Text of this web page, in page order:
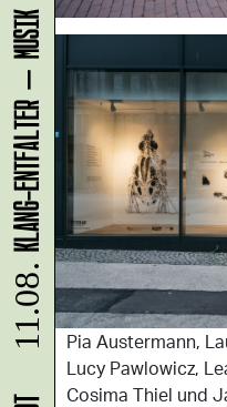
Pia Austermann,
Lucy Pawlowicz,
Cosima Thiel und
11.08.